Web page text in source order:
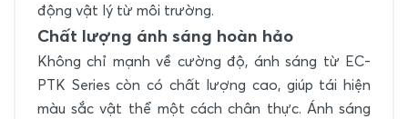
động vật lý từ môi trường.
Chất lượng ánh sáng hoàn hảo
Không chỉ mạnh về cường độ, ánh sáng từ EC-
PTK Series còn có chất lượng cao, giúp tái hiện
màu sắc vật thể một cách chân thực. Ánh sáng